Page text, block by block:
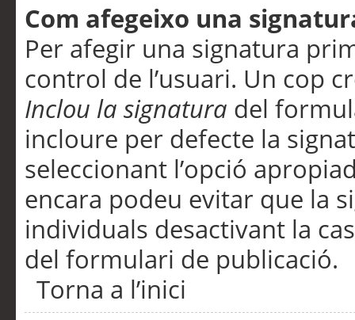
Com afegeixo una
Per afegir una signatura
control de l’usuari. Un cop
Inclou la signatura del
incloure per defecte la
seleccionant l’opció
encara podeu evitar que la
individuals desactivant la
del formulari de publicació.
Torna a l’inici